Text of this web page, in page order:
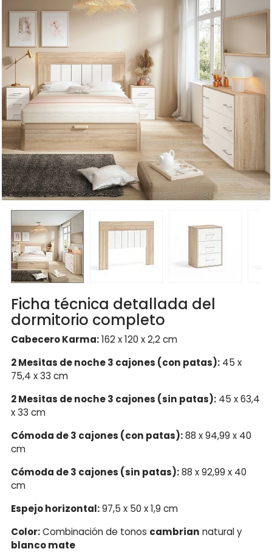
Ficha técnica detallada del
dormitorio completo
Cabecero Karma:162 x 120 x 2,2 cm
2 Mesitas de noche 3 cajones (con patas): 45 x
75,4 x 33 cm
2 Mesitas de noche 3 cajones (sin patas): 45 x 63,4
x 33 cm
Cómoda de 3 cajones (con patas):88 x 94,99 x 40
cm
Cómoda de 3 cajones (sin patas):88 x 92,99 x 40
cm
Espejo horizontal:97,5 x 50 x 1,9 cm
Color:Combinación de tonos cambrian natural y
blanco mate